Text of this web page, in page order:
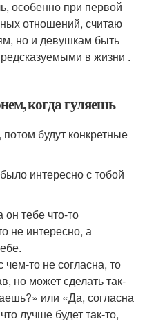
особенно при первой
отношений, считаю
но и девушкам быть
в жизни .
когда гуляешь
будут конкретные
интересно с тобой
он тебе что-то
не интересно, а
то не согласна, то
но может сделать так-
или «Да, согласна
лучше будет так-то,